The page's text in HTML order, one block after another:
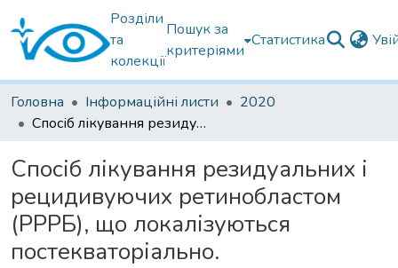
Розділи
та
колекції
Пошук за
критеріями
Статистика
Головна Інформаційні листи
2020
Спосіб лікування резидуальних і рецидивуючих ретинобластом (РРРБ), що локалізуються постекваторіально.
Спосіб лікування резидуальних і
рецидивуючих ретинобластом
(РРРБ), що локалізуються
постекваторіально.